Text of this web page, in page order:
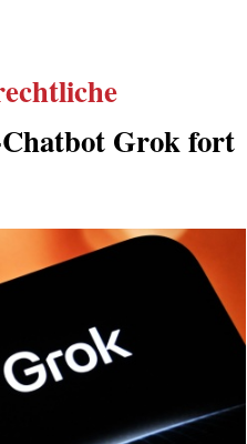
Grok fort